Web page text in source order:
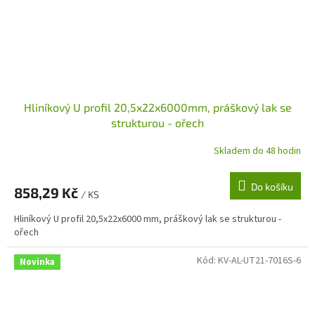
Hliníkový U profil 20,5x22x6000mm, práškový lak se
strukturou - ořech
Skladem do 48 hodin
858,29 Kč / KS
Do košíku
Hliníkový U profil 20,5x22x6000 mm, práškový lak se strukturou -
ořech
Novinka Kód: KV-AL-UT21-7016S-6